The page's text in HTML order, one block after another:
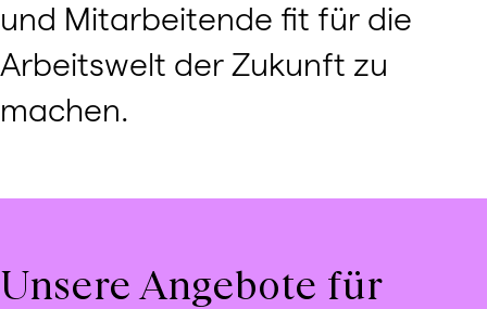
und Mitarbeitende fit für die
Arbeitswelt der Zukunft zu
machen.
Unsere Angebote für